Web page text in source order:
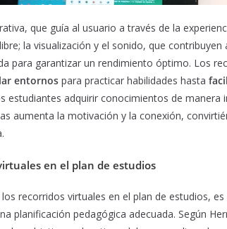
que guía al usuario a través de la
la visualización y el sonido, que contribuyen
para garantizar un rendimiento óptimo. Los
entornos para practicar habilidades hasta
estudiantes adquirir conocimientos de manera
aumenta la motivación y la conexión,
en el plan de estudios
recorridos virtuales en el plan de estudios,
planificación pedagógica adecuada. Según